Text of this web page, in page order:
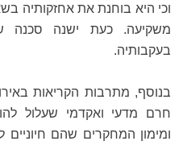
וכי היא בוחנת את אחזקותיה
משקיעה. כעת ישנה סכנה
בעקבותיה.
בנוסף, מתרבות הקריאות
חרם מדעי ואקדמי שעלול
ומימון המחקרים שהם חיוניים